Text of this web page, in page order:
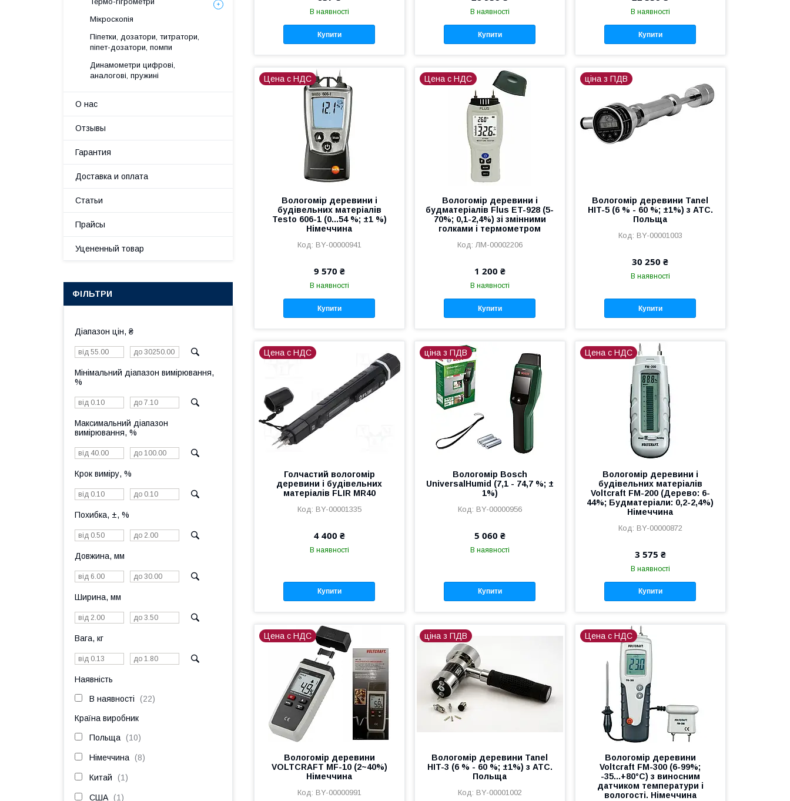
В наявності
Купити
В наявності
Купити
В наявності
Купити
Цена с НДС
Вологомір деревини і
будівельних матеріалів
Testo 606-1 (0...54 %; ±1 %)
Німеччина
BY-00000941
9 570 ₴
В наявності
Купити
Цена с НДС
Вологомір деревини і
будматеріалів Flus ET-928 (5-
70%; 0,1-2,4%) зі змінними
голками і термометром
ЛМ-00002206
1 200 ₴
В наявності
Купити
ціна з ПДВ
Вологомір деревини Tanel
HIT-5 (6 % - 60 %; ±1%) з АТС.
Польща
BY-00001003
30 250 ₴
В наявності
Купити
Цена с НДС
Голчастий вологомір
деревини і будівельних
матеріалів FLIR MR40
BY-00001335
4 400 ₴
В наявності
Купити
ціна з ПДВ
Вологомір Bosch
UniversalHumid (7,1 - 74,7 %; ±
1%)
BY-00000956
5 060 ₴
В наявності
Купити
Цена с НДС
Вологомір деревини і
будівельних матеріалів
Voltcraft FM-200 (Дерево: 6-
44%; Будматеріали: 0,2-2,4%)
Німеччина
BY-00000872
3 575 ₴
В наявності
Купити
Цена с НДС
Вологомір деревини
VOLTCRAFT MF-10 (2~40%)
Німеччина
BY-00000991
ціна з ПДВ
Вологомір деревини Tanel
HIT-3 (6 % - 60 %; ±1%) з АТС.
Польща
BY-00001002
Цена с НДС
Вологомір деревини
Voltcraft FM-300 (6-99%;
-35...+80°C) з виносним
датчиком температури і
вологості. Німеччина
Мікроскопія
Піпетки, дозатори, титратори,
піпет-дозатори, помпи
Динамометри цифрові,
аналогові, пружині
О нас
Отзывы
Гарантия
Доставка и оплата
Статьи
Прайсы
Уцененный товар
ФІЛЬТРИ
Діапазон цін, ₴
Мінімальний діапазон вимірювання,
%
Максимальний діапазон
вимірювання, %
Крок виміру, %
Похибка, ±, %
Довжина, мм
Ширина, мм
Вага, кг
Наявність
В наявності 22
Країна виробник
Польща 10
Німеччина 8
Китай 1
США 1